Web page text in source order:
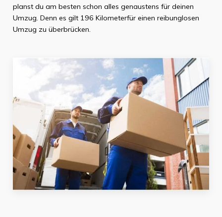
planst du am besten schon alles genaustens für deinen
Umzug. Denn es gilt 196 Kilometerfür einen reibunglosen
Umzug zu überbrücken.